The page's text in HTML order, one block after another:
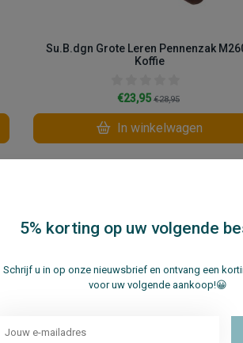
Su.B.dgn Grote Leren Pennenzak
Koffie
€23,95 €28,95
In winkelwagen
Vergelijk
5% korting op uw volgende
Schrijf u in op onze nieuwsbrief en ontvang een
voor uw volgende aankoop!😀